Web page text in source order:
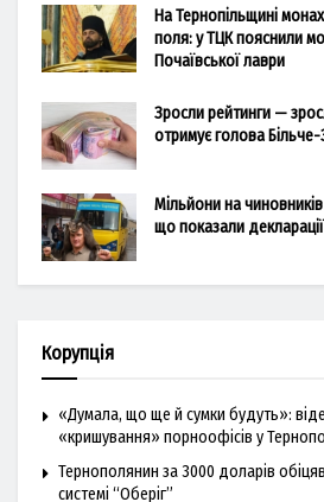
На Тернопільщині
поля: у ТЦК пояснили
Почаївської лаври
Зросли рейтинги —
отримує голова
Мільйони на чиновників
що показали
Корупція
«Думала, що ще й сумки будуть»:
«кришування» порноофісів у
Тернополянин за 3000 доларів
системі “Оберіг”